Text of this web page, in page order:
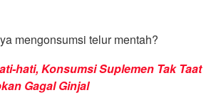
mengonsumsi telur mentah?
hati, Konsumsi Suplemen Tak Taat
Gagal Ginjal